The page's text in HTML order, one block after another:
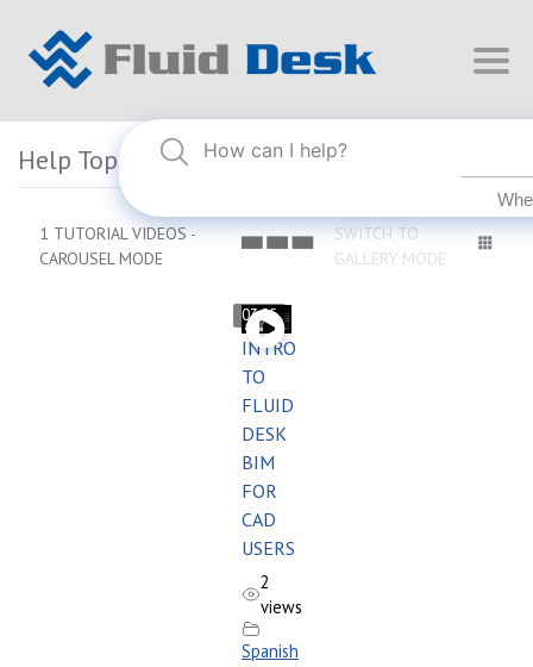
Help Topics
1 TUTORIAL VIDEOS -
CAROUSEL MODE
SWITCH TO
GALLERY MODE
03:55
INTRO
TO
FLUID
DESK
BIM
FOR
CAD
USERS
2
views
Spanish